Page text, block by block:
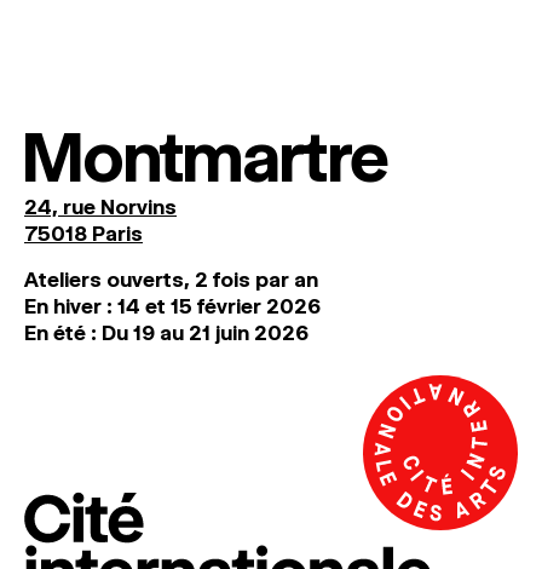
Montmartre
24, rue Norvins
75018 Paris
Ateliers ouverts, 2 fois par an
En hiver : 14 et 15 février 2026
En été : Du 19 au 21 juin 2026